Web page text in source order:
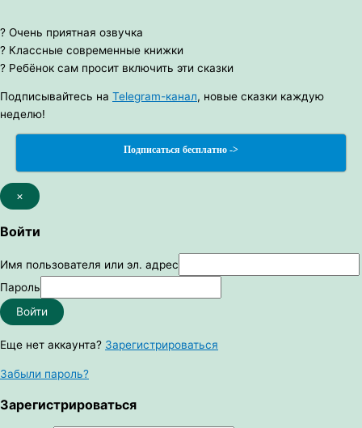
? Очень приятная озвучка
? Классные современные книжки
? Ребёнок сам просит включить эти сказки
Подписывайтесь на Telegram-канал, новые сказки каждую
неделю!
Подписаться бесплатно ->
×
Войти
Имя пользователя или эл. адрес
Пароль
Войти
Еще нет аккаунта? Зарегистрироваться
Забыли пароль?
Зарегистрироваться